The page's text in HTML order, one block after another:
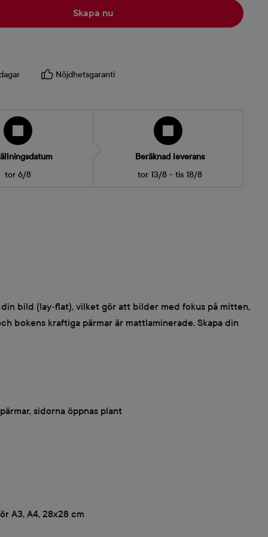
Skapa nu
Nöjdhetsgaranti
tor 6/8
Beräknad leverans
tor 13/8 - tis 18/8
bild (lay-flat), vilket gör att bilder med fokus på mitten,
bokens kraftiga pärmar är mattlaminerade. Skapa din
sidorna öppnas plant
A3, A4, 28x28 cm